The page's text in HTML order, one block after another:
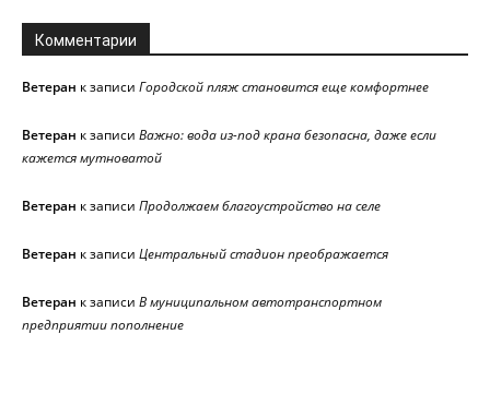
Комментарии
Ветеран к записи Городской пляж становится еще комфортнее
Ветеран к записи Важно: вода из-под крана безопасна, даже если
кажется мутноватой
Ветеран к записи Продолжаем благоустройство на селе
Ветеран к записи Центральный стадион преображается
Ветеран к записи В муниципальном автотранспортном
предприятии пополнение